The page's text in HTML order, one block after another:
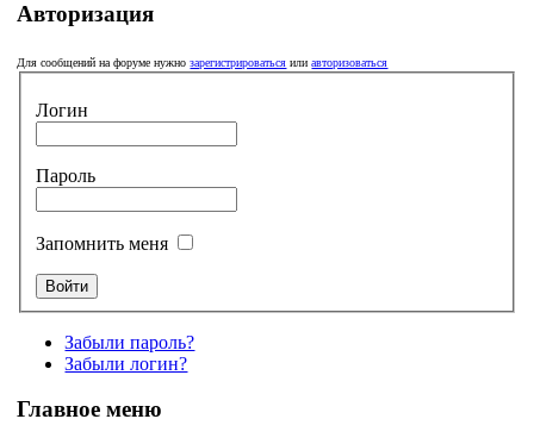
Авторизация
Для сообщений на форуме нужнозарегистрироваться илиавторизоваться
Логин
Пароль
Запомнить меня
Забыли пароль?
Забыли логин?
Главное меню